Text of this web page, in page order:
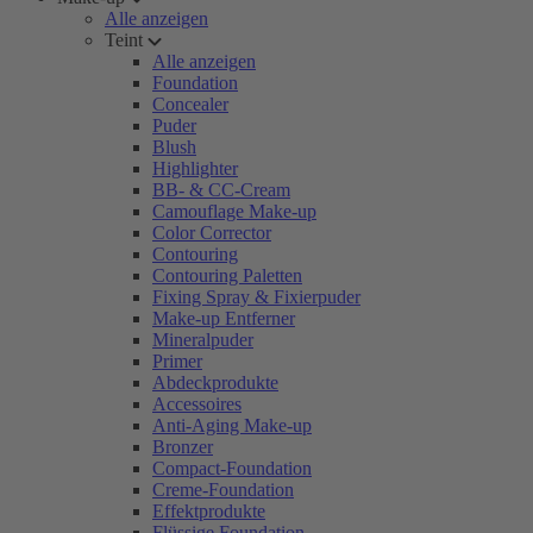
Alle anzeigen
Teint
Alle anzeigen
Foundation
Concealer
Puder
Blush
Highlighter
BB- & CC-Cream
Camouflage Make-up
Color Corrector
Contouring
Contouring Paletten
Fixing Spray & Fixierpuder
Make-up Entferner
Mineralpuder
Primer
Abdeckprodukte
Accessoires
Anti-Aging Make-up
Bronzer
Compact-Foundation
Creme-Foundation
Effektprodukte